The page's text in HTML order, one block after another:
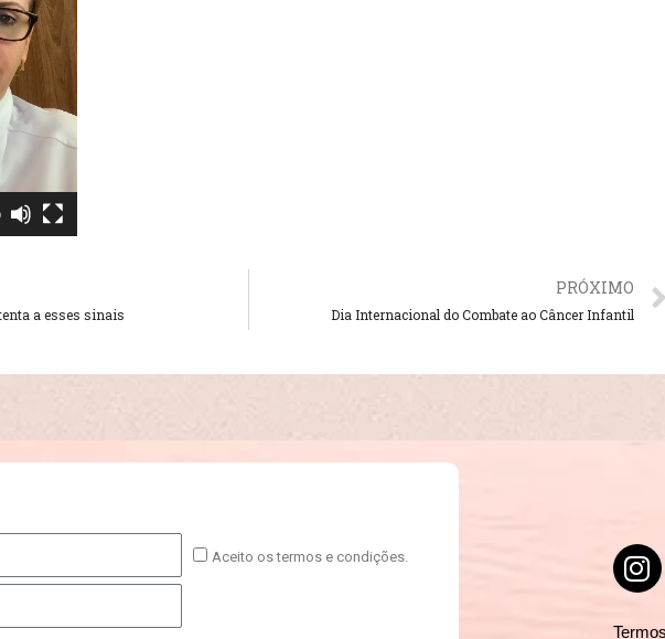
a esses sinais
PRÓXIMO
Dia Internacional do Combate ao Câncer Infantil
Aceito os termos e condições.